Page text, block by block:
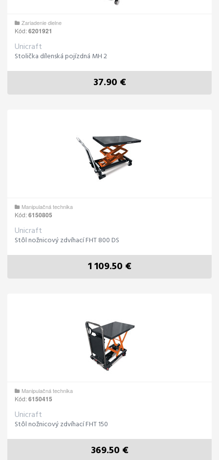
Zariadenie dielne
Kód:6201921
Unicraft
Stolička dílenská pojízdná MH 2
37.90 €
Manipulačná technika
Kód:6150805
Unicraft
Stôl nožnicový zdvíhací FHT 800 DS
1 109.50 €
Manipulačná technika
Kód:6150415
Unicraft
Stôl nožnicový zdvíhací FHT 150
369.50 €